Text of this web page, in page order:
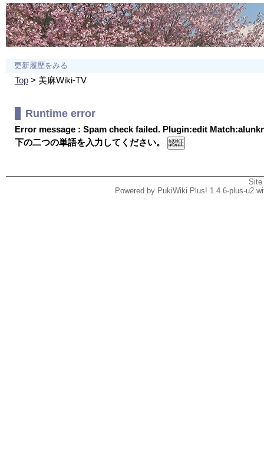
更新履歴をみる
Top> 美麻Wiki-TV
Runtime error
Error message : Spam check failed. Plugin:edit
下の二つの単語を入力してください。
Powered by PukiWiki Plus! 1.4.6-plus-u2